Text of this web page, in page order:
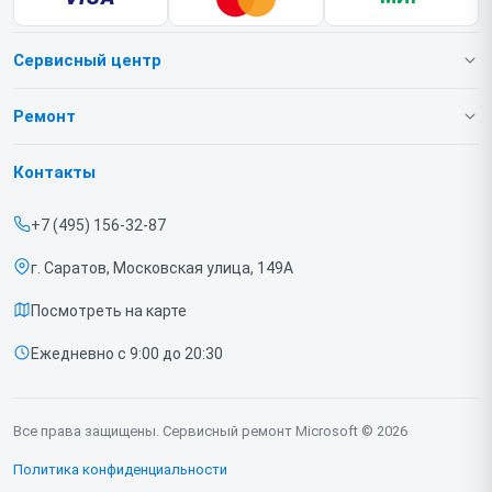
Сервисный центр
О нашем сервисе
Срочный ремонт
Доставка и способы оплаты
Диагностика
Контакты
Ремонт
Игровых приставок
Контакты
+7 (495) 156-32-87
г. Саратов, Московская улица, 149А
Посмотреть на карте
Ежедневно с 9:00 до 20:30
Все права защищены. Сервисный ремонт Microsoft © 2026
Политика конфиденциальности